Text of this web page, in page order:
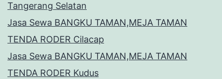
Tangerang Selatan
Jasa Sewa BANGKU TAMAN,MEJA TAMAN
TENDA RODER Cilacap
Jasa Sewa BANGKU TAMAN,MEJA TAMAN
TENDA RODER Kudus